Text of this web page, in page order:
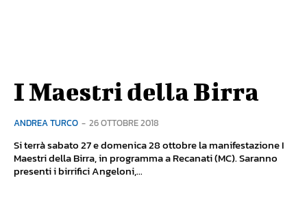
I Maestri della Birra
ANDREA TURCO - 26 OTTOBRE 2018
Si terrà sabato 27 e domenica 28 ottobre la manifestazione I
Maestri della Birra, in programma a Recanati (MC). Saranno
presenti i birrifici Angeloni,...